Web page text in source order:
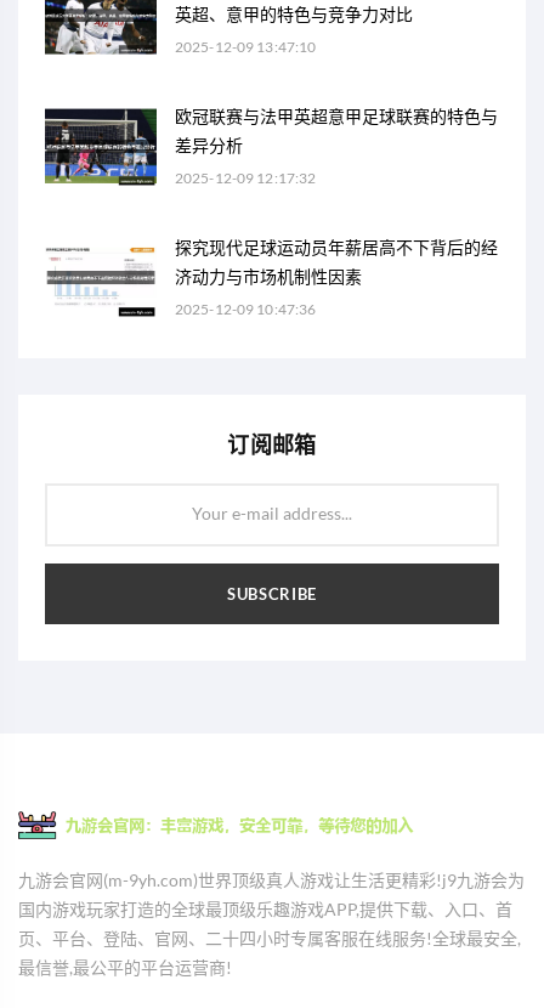
英超、意甲的特色与竞争力对比
2025-12-09 13:47:10
欧冠联赛与法甲英超意甲足球联赛的特色与
差异分析
2025-12-09 12:17:32
探究现代足球运动员年薪居高不下背后的经
济动力与市场机制性因素
2025-12-09 10:47:36
订阅邮箱
Your e-mail address...
SUBSCRIBE
九游会官网(m-9yh.com)世界顶级真人游戏让生活更精彩!j9九游会为
国内游戏玩家打造的全球最顶级乐趣游戏APP,提供下载、入口、首
页、平台、登陆、官网、二十四小时专属客服在线服务!全球最安全,
最信誉,最公平的平台运营商!